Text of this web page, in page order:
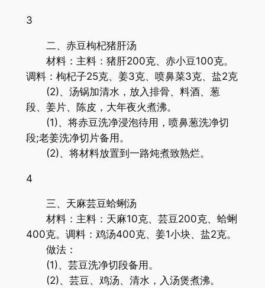
3
二、赤豆枸杞猪肝汤
材料：主料：猪肝200克、赤小豆100克。
调料：枸杞子25克、姜3克、喷鼻菜3克、盐2克
(2)、汤锅加清水，放入排骨、料酒、葱
段、姜片、陈皮，大年夜火煮沸。
(1)、将赤豆洗净浸泡待用，喷鼻葱洗净切
段;老姜洗净切片备用。
(2)、将材料放置到一路炖煮致熟烂。
4
三、天麻芸豆蛤蜊汤
材料：主料：天麻10克、芸豆200克、蛤蜊
400克。调料：鸡汤400克、姜1小块、盐2克。
做法：
(1)、芸豆洗净切段备用。
(2)、芸豆、鸡汤、清水，入汤煲煮沸。